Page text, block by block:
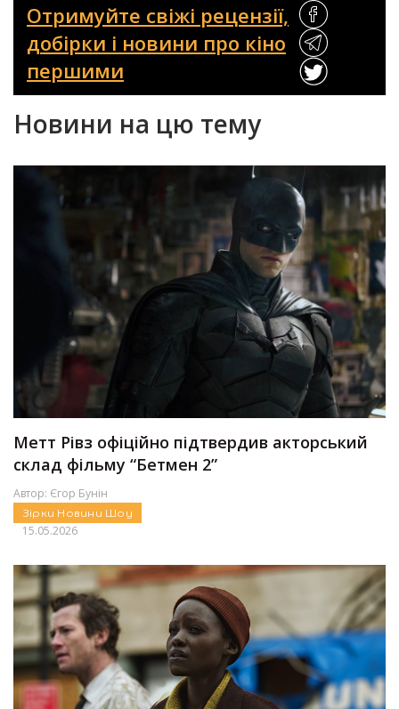
Отримуйте свіжі рецензії,
добірки і новини про кіно
першими
Новини на цю тему
Метт Рівз офіційно підтвердив акторський
склад фільму “Бетмен 2”
Автор: Єгор Бунін
Зірки Новини Шоу
15.05.2026